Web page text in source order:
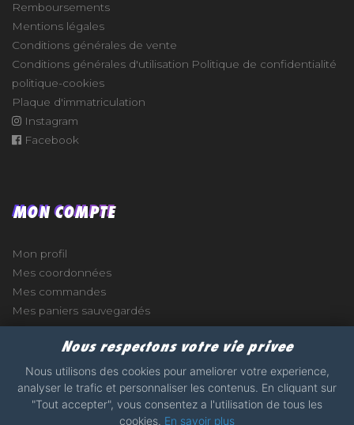
Remboursements
Mentions légales
Conditions générales de vente
Conditions générales d'utilisation Politique de confidentialité
politique-cookies
Plaque d'immatriculation
Instagram
Facebook
MON COMPTE
Mon profil
Mes coordonnées
Mes commandes
Mes paniers sauvegardés
2017 - 2026 - STICKERS-GARAGE.COM - MADE WITH
Nous respectons votre vie privee
Nous utilisons des cookies pour ameliorer votre experience,
analyser le trafic et personnaliser les contenus. En cliquant sur
"Tout accepter", vous consentez a l'utilisation de tous les
cookies. En savoir plus